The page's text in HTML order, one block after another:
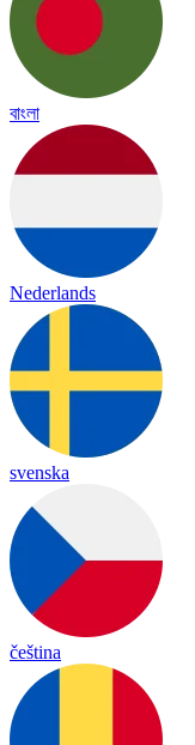
বাংলা
Nederlands
svenska
čeština